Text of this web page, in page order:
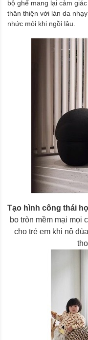
bộ ghế mang lại cảm
thân thiện với làn da
nhức mỏi khi ngồi lâu.
Tạo hình công thái
bo tròn mềm mại mọi
cho trẻ em khi nô